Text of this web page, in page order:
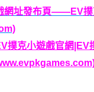
網址發布頁——EV撲
撲克小遊戲官網